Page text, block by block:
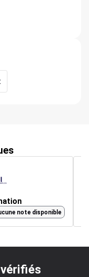
note disponible